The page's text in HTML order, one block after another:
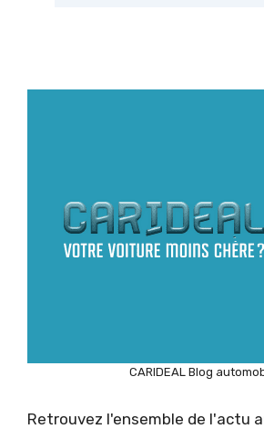
CARIDEAL Blog
Retrouvez l'ensemble de l'actu